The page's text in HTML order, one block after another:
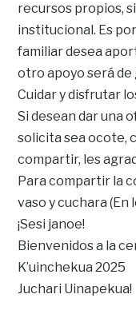
recursos propios,
institucional. Es
familiar desea
otro apoyo será de
Cuidar y disfrutar
Si desean dar una
solicita sea ocote,
compartir, les
Para compartir la
vaso y cuchara (En
¡Sesi janoe!
Bienvenidos a la
K’uinchekua 2025
Juchari Uinapekua!